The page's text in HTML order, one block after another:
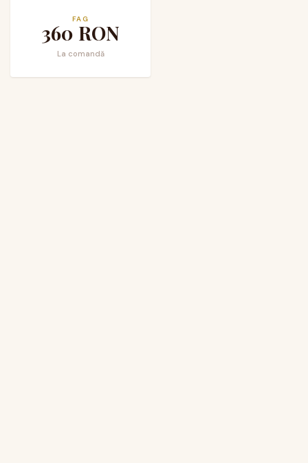
FAG
360 RON
La comandă